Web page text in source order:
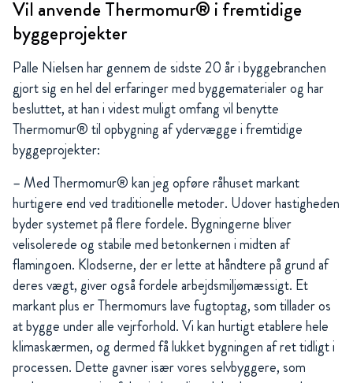
Vil anvende Thermomur® i fremtidige
byggeprojekter
Palle Nielsen har gennem de sidste 20 år i byggebranchen
gjort sig en hel del erfaringer med byggematerialer og har
besluttet, at han i videst muligt omfang vil benytte
Thermomur® til opbygning af ydervægge i fremtidige
byggeprojekter:
– Med Thermomur® kan jeg opføre råhuset markant
hurtigere end ved traditionelle metoder. Udover hastigheden
byder systemet på flere fordele. Bygningerne bliver
velisolerede og stabile med betonkernen i midten af
flamingoen. Klodserne, der er lette at håndtere på grund af
deres vægt, giver også fordele arbejdsmiljømæssigt. Et
markant plus er Thermomurs lave fugtoptag, som tillader os
at bygge under alle vejrforhold. Vi kan hurtigt etablere hele
klimaskærmen, og dermed få lukket bygningen af ret tidligt i
processen. Dette gavner især vores selvbyggere, som